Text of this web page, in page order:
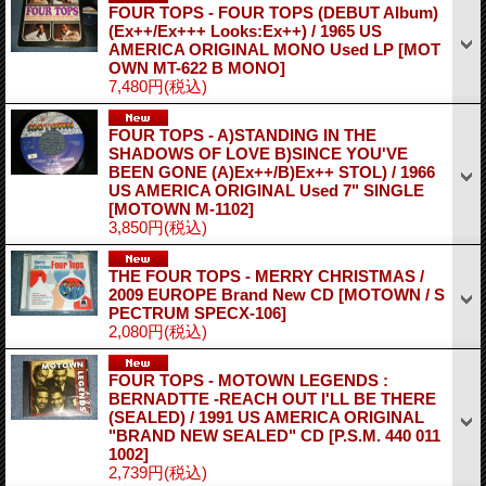
FOUR TOPS - FOUR TOPS (DEBUT Album)
(Ex++/Ex+++ Looks:Ex++) / 1965 US
AMERICA ORIGINAL MONO Used LP [MOT
OWN MT-622 B MONO]
7,480円(税込)
FOUR TOPS - A)STANDING IN THE
SHADOWS OF LOVE B)SINCE YOU'VE
BEEN GONE (A)Ex++/B)Ex++ STOL) / 1966
US AMERICA ORIGINAL Used 7" SINGLE
[MOTOWN M-1102]
3,850円(税込)
THE FOUR TOPS - MERRY CHRISTMAS /
2009 EUROPE Brand New CD [MOTOWN / S
PECTRUM SPECX-106]
2,080円(税込)
FOUR TOPS - MOTOWN LEGENDS :
BERNADTTE -REACH OUT I'LL BE THERE
(SEALED) / 1991 US AMERICA ORIGINAL
"BRAND NEW SEALED" CD [P.S.M. 440 011
1002]
2,739円(税込)